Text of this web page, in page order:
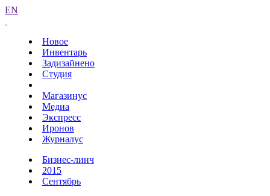
EN
Новое
Инвентарь
Задизайнено
Студия
Магазинус
Медиа
Экспресс
Иронов
Журналус
Бизнес-линч
2015
Сентябрь